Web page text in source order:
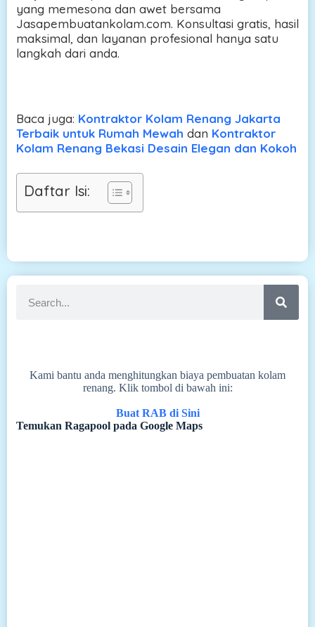
yang memesona dan awet bersama
Jasapembuatankolam.com. Konsultasi gratis, hasil
maksimal, dan layanan profesional hanya satu
langkah dari anda.
Baca juga: Kontraktor Kolam Renang Jakarta
Terbaik untuk Rumah Mewah dan Kontraktor
Kolam Renang Bekasi Desain Elegan dan Kokoh
Daftar Isi:
Kami bantu anda menghitungkan biaya pembuatan kolam
renang. Klik tombol di bawah ini:
Buat RAB di Sini
Temukan Ragapool pada Google Maps